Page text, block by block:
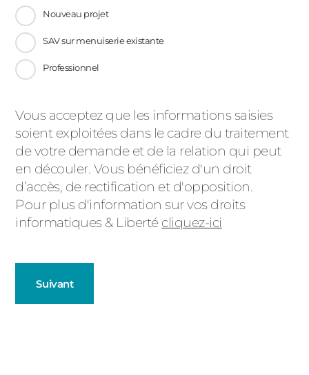
Nouveau projet
SAV sur menuiserie existante
Professionnel
Message
d'état
Vous acceptez que les informations saisies
soient exploitées dans le cadre du traitement
de votre demande et de la relation qui peut
en découler. Vous bénéficiez d'un droit
d’accès, de rectification et d'opposition.
Pour plus d'information sur vos droits
informatiques & Liberté cliquez-ici
Suivant